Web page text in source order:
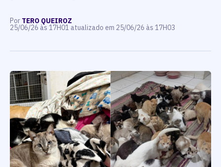
Por TERO QUEIROZ
25/06/26 às 17H01 atualizado em 25/06/26 às 17H03